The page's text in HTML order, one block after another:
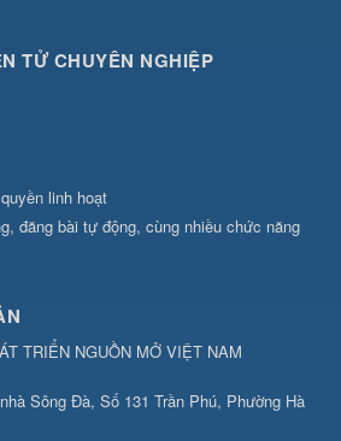
TỬ CHUYÊN NGHIỆP
linh hoạt
đăng bài tự động, cùng nhiều chức năng
TRIỂN NGUỒN MỞ VIỆT NAM
Sông Đà, Số 131 Trần Phú, Phường Hà